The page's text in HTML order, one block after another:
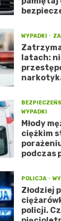
WYPADKI
latach:
WYPADKI
Młody
ciężkim
podczas
POLICJA
Złodziej
policji.